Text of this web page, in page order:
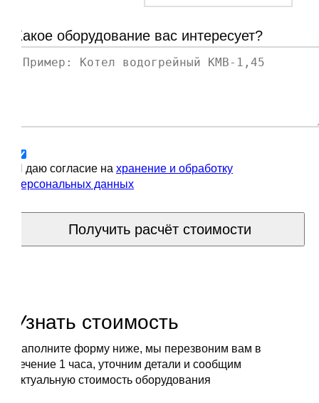
Какое оборудование вас интересует?
Я даю согласие на хранение и обработку
персональных данных
Получить расчёт стоимости
Узнать стоимость
Заполните форму ниже, мы перезвоним вам в
течение 1 часа, уточним детали и сообщим
актуальную стоимость оборудования